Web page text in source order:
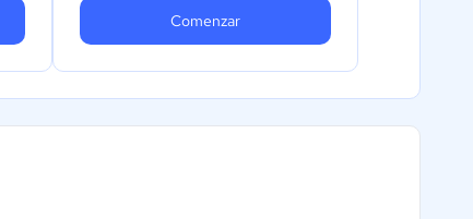
incluidos + $1.39 MXN por pedido
Comenzar